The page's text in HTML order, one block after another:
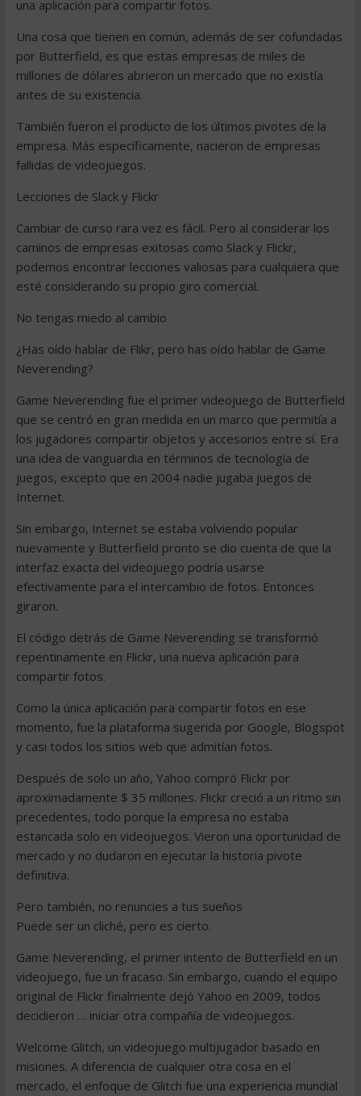
una aplicación para compartir fotos.
Una cosa que tienen en común, además de ser cofundadas
por Butterfield, es que estas empresas de miles de
millones de dólares abrieron un mercado que no existía
antes de su existencia.
También fueron el producto de los últimos pivotes de la
empresa. Más específicamente, nacieron de empresas
fallidas de videojuegos.
Lecciones de Slack y Flickr
Cambiar de curso rara vez es fácil. Pero al considerar los
caminos de empresas exitosas como Slack y Flickr,
podemos encontrar lecciones valiosas para cualquiera que
esté considerando su propio giro comercial.
No tengas miedo al cambio
¿Has oído hablar de Flikr, pero has oído hablar de Game
Neverending?
Game Neverending fue el primer videojuego de Butterfield
que se centró en gran medida en un marco que permitía a
los jugadores compartir objetos y accesorios entre sí. Era
una idea de vanguardia en términos de tecnología de
juegos, excepto que en 2004 nadie jugaba juegos de
Internet.
Sin embargo, Internet se estaba volviendo popular
nuevamente y Butterfield pronto se dio cuenta de que la
interfaz exacta del videojuego podría usarse
efectivamente para el intercambio de fotos. Entonces
giraron.
El código detrás de Game Neverending se transformó
repentinamente en Flickr, una nueva aplicación para
compartir fotos.
Como la única aplicación para compartir fotos en ese
momento, fue la plataforma sugerida por Google, Blogspot
y casi todos los sitios web que admitían fotos.
Después de solo un año, Yahoo compró Flickr por
aproximadamente $ 35 millones. Flickr creció a un ritmo sin
precedentes, todo porque la empresa no estaba
estancada solo en videojuegos. Vieron una oportunidad de
mercado y no dudaron en ejecutar la historia pivote
definitiva.
Pero también, no renuncies a tus sueños
Puede ser un cliché, pero es cierto.
Game Neverending, el primer intento de Butterfield en un
videojuego, fue un fracaso. Sin embargo, cuando el equipo
original de Flickr finalmente dejó Yahoo en 2009, todos
decidieron … iniciar otra compañía de videojuegos.
Welcome Glitch, un videojuego multijugador basado en
misiones. A diferencia de cualquier otra cosa en el
mercado, el enfoque de Glitch fue una experiencia mundial